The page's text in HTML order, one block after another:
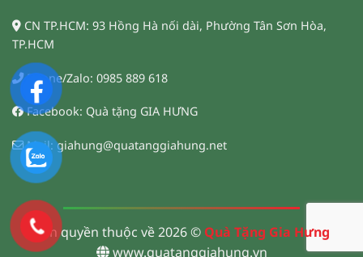
CN TP.HCM: 93 Hồng Hà nối dài, Phường Tân Sơn Hòa,
TP.HCM
Phone/Zalo: 0985 889 618
Facebook: Quà tặng GIA HƯNG
Mail: giahung@quatanggiahung.net
Bản quyền thuộc về 2026 © Quà Tặng Gia Hưng
www.quatanggiahung.vn